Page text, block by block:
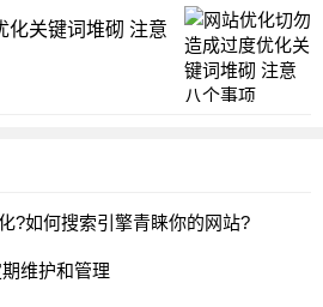
化关键词堆砌 注意
?如何搜索引擎青睐你的网站?
维护和管理